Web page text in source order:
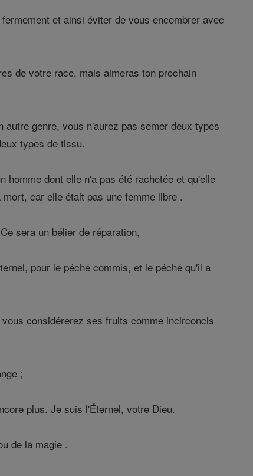
et ainsi éviter de vous encombrer avec
de votre race, mais aimeras ton prochain
genre, vous n'aurez pas semer deux types
types de tissu.
homme dont elle n'a pas été rachetée et qu'elle
car elle était pas une femme libre .
sera un bélier de réparation,
pour le péché commis, et le péché qu'il a
considérerez ses fruits comme incirconcis
;
plus. Je suis l'Éternel, votre Dieu.
de la magie .